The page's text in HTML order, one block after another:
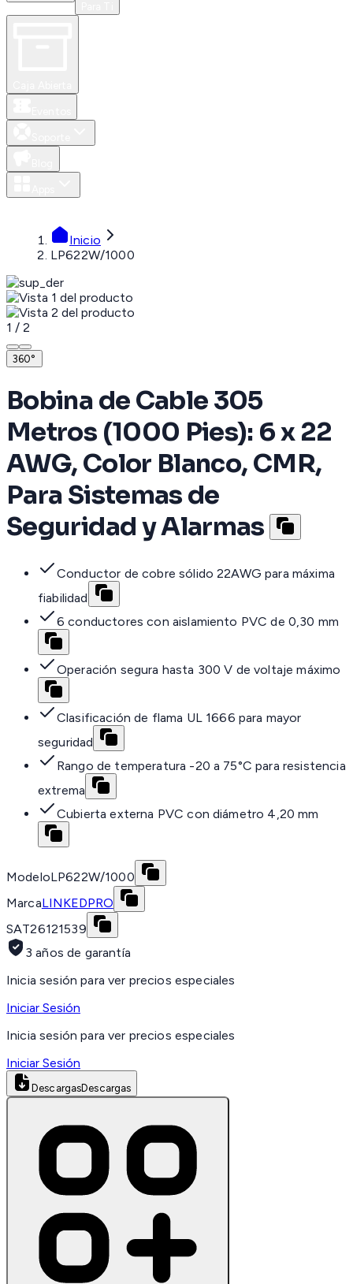
Inicio
LP622W/1000
1 / 2
360°
Bobina de Cable 305
Metros (1000 Pies): 6 x 22
AWG, Color Blanco, CMR,
Para Sistemas de
Seguridad y Alarmas
Conductor de cobre sólido 22AWG para máxima
fiabilidad
6 conductores con aislamiento PVC de 0,30 mm
Operación segura hasta 300 V de voltaje máximo
Clasificación de flama UL 1666 para mayor
seguridad
Rango de temperatura -20 a 75°C para resistencia
extrema
Cubierta externa PVC con diámetro 4,20 mm
ModeloLP622W/1000
MarcaLINKEDPRO
SAT26121539
3 años de garantía
Inicia sesión para ver precios especiales
Iniciar Sesión
Inicia sesión para ver precios especiales
Iniciar Sesión
DescargasDescargas